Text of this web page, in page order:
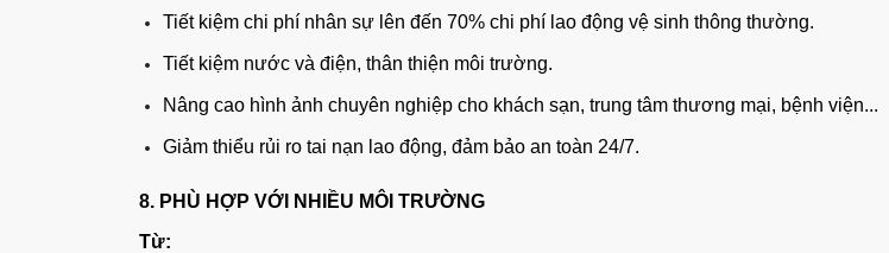
Tiết kiệm chi phí nhân sự lên đến 70% chi phí lao động vệ sinh thông thường.
Tiết kiệm nước và điện, thân thiện môi trường.
Nâng cao hình ảnh chuyên nghiệp cho khách sạn, trung tâm thương mại, bệnh viện...
Giảm thiểu rủi ro tai nạn lao động, đảm bảo an toàn 24/7.
8. PHÙ HỢP VỚI NHIỀU MÔI TRƯỜNG
Từ: